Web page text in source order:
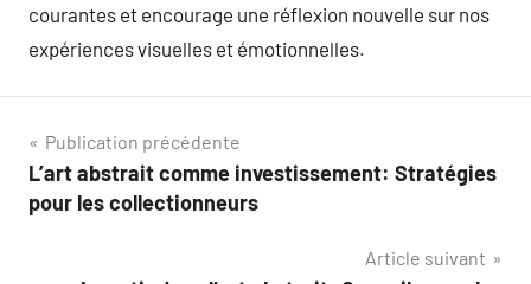
courantes et encourage une réflexion nouvelle sur nos
expériences visuelles et émotionnelles.
Navigation
de
Publication précédente
L’art abstrait comme investissement: Stratégies
pour les collectionneurs
Article suivant